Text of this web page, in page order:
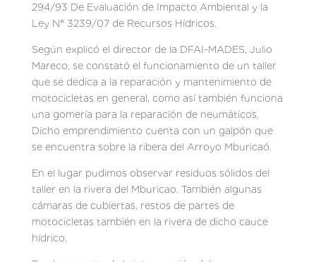
294/93 De Evaluación de Impacto Ambiental y la
Ley N° 3239/07 de Recursos Hídricos.
Según explicó el director de la DFAI-MADES, Julio
Mareco, se constató el funcionamiento de un taller
que se dedica a la reparación y mantenimiento de
motocicletas en general, como así también funciona
una gomería para la reparación de neumáticos.
Dicho emprendimiento cuenta con un galpón que
se encuentra sobre la ribera del Arroyo Mburicaó.
En el lugar pudimos observar residuos sólidos del
taller en la rivera del Mburicao. También algunas
cámaras de cubiertas, restos de partes de
motocicletas también en la rivera de dicho cauce
hídrico.